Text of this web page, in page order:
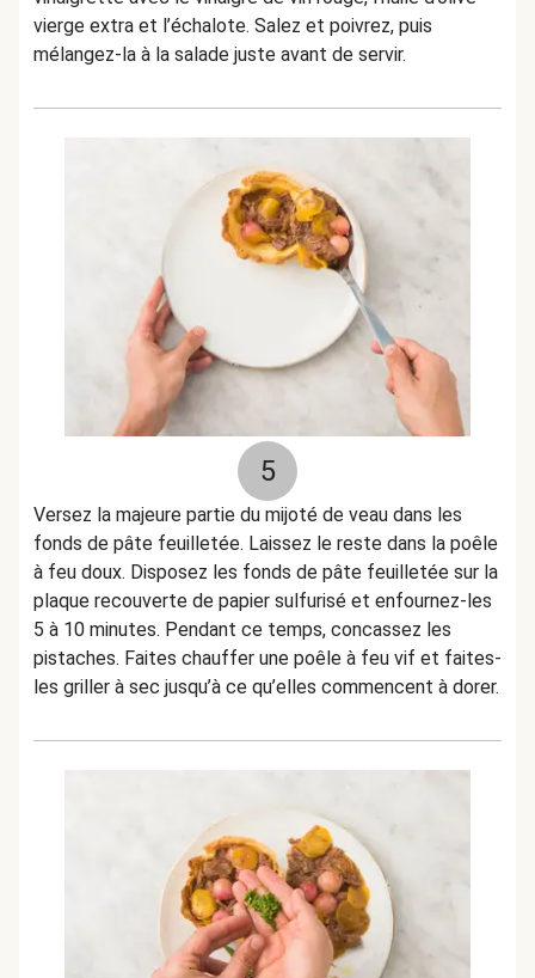
vierge extra et l’échalote. Salez et poivrez, puis
mélangez-la à la salade juste avant de servir.
5
Versez la majeure partie du mijoté de veau dans les
fonds de pâte feuilletée. Laissez le reste dans la poêle
à feu doux. Disposez les fonds de pâte feuilletée sur la
plaque recouverte de papier sulfurisé et enfournez-les
5 à 10 minutes. Pendant ce temps, concassez les
pistaches. Faites chauffer une poêle à feu vif et faites-
les griller à sec jusqu’à ce qu’elles commencent à dorer.